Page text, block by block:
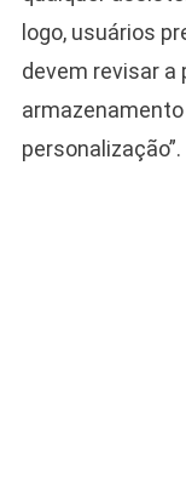
logo, usuários
devem revisar
personalização”.